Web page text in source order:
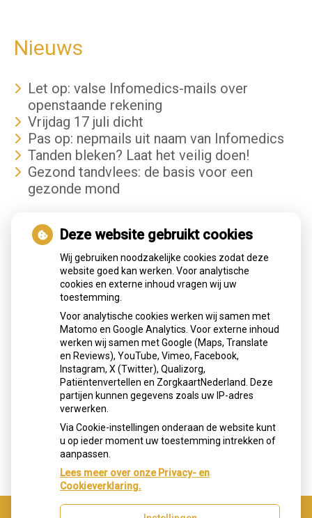
Nieuws
Let op: valse Infomedics-mails over
openstaande rekening
Vrijdag 17 juli dicht
Pas op: nepmails uit naam van Infomedics
Tanden bleken? Laat het veilig doen!
Gezond tandvlees: de basis voor een
gezonde mond
Hoe gezond is je mond?
Deze website gebruikt cookies
Wij gebruiken noodzakelijke cookies zodat deze
website goed kan werken. Voor analytische
cookies en externe inhoud vragen wij uw
toestemming.
Voor analytische cookies werken wij samen met
Matomo en Google Analytics. Voor externe inhoud
werken wij samen met Google (Maps, Translate
en Reviews), YouTube, Vimeo, Facebook,
Instagram, X (Twitter), Qualizorg,
Patiëntenvertellen en ZorgkaartNederland. Deze
partijen kunnen gegevens zoals uw IP-adres
verwerken.
Via Cookie-instellingen onderaan de website kunt
u op ieder moment uw toestemming intrekken of
aanpassen.
Lees meer over onze Privacy- en
Cookieverklaring.